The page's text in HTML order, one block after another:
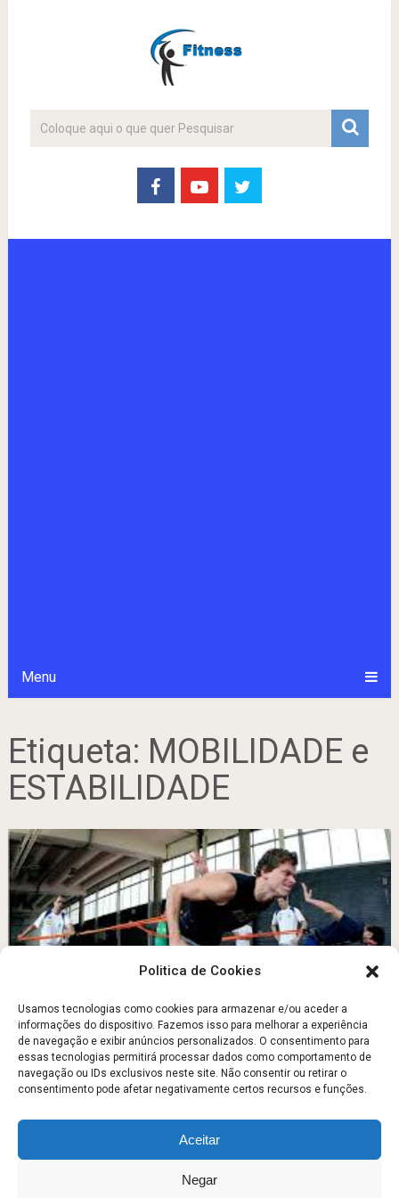
Politica de Cookies
Usamos tecnologias como cookies para armazenar e/ou aceder a
informações do dispositivo. Fazemos isso para melhorar a experiência
de navegação e exibir anúncios personalizados. O consentimento para
essas tecnologias permitirá processar dados como comportamento de
navegação ou IDs exclusivos neste site. Não consentir ou retirar o
consentimento pode afetar negativamente certos recursos e funções.
Aceitar
Negar
Menu
Etiqueta: MOBILIDADE e
ESTABILIDADE
A Utilização da Instabilidade no Treino com
Resistências
Dezembro 4, 2013
Escola FitnessCopyright © 2026.